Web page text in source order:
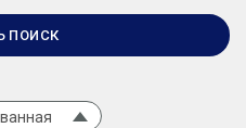
ПОИСК